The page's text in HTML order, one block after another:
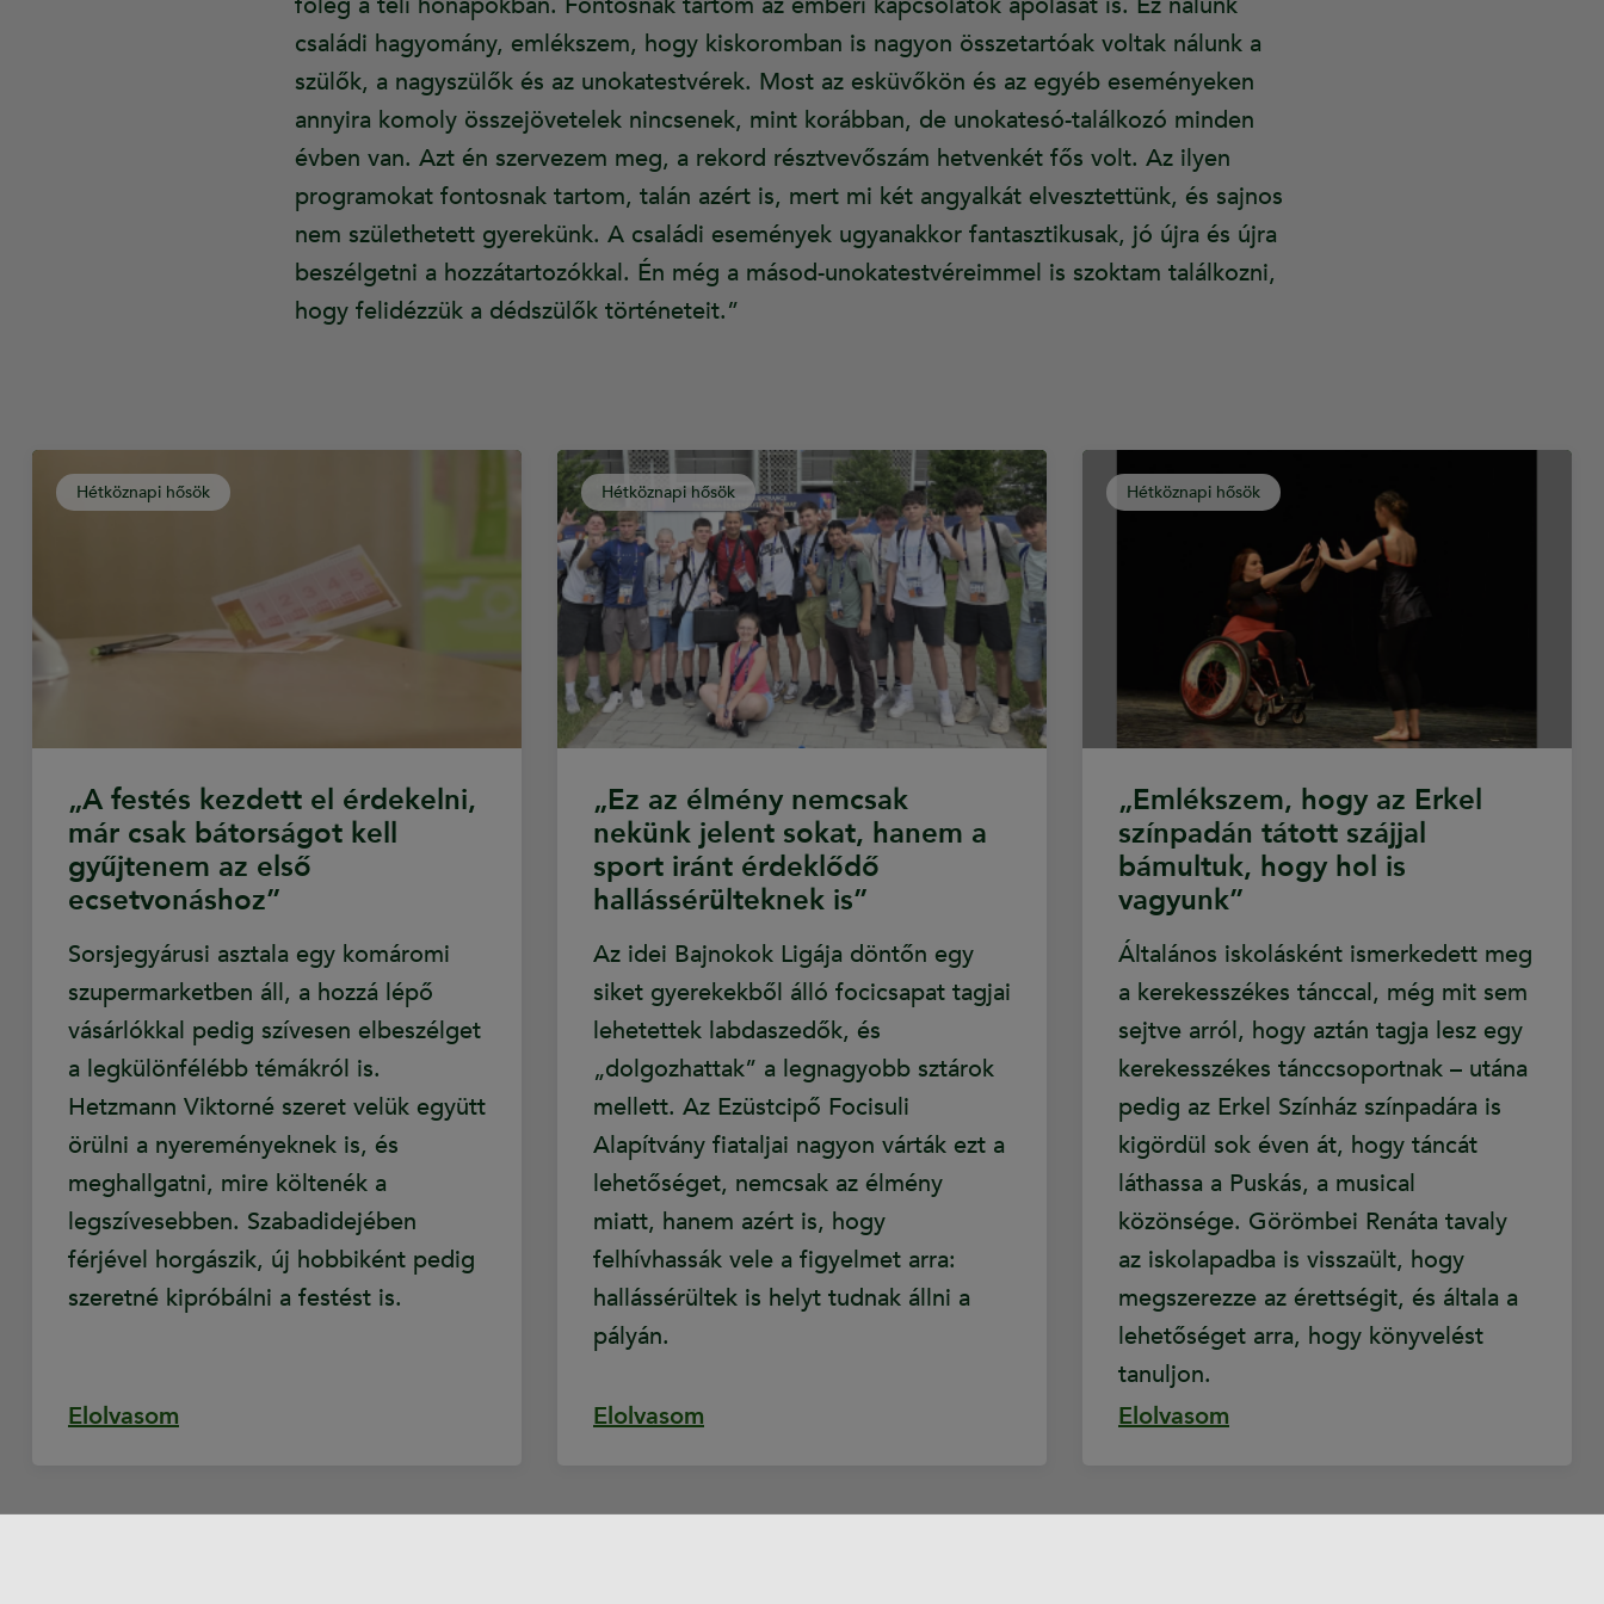
családi hagyomány, emlékszem, hogy kiskoromban is nagyon összetartóak voltak nálunk a
szülők, a nagyszülők és az unokatestvérek. Most az esküvőkön és az egyéb eseményeken
annyira komoly összejövetelek nincsenek, mint korábban, de unokatesó-találkozó minden
évben van. Azt én szervezem meg, a rekord résztvevőszám hetvenkét fős volt. Az ilyen
programokat fontosnak tartom, talán azért is, mert mi két angyalkát elvesztettünk, és sajnos
nem születhetett gyerekünk. A családi események ugyanakkor fantasztikusak, jó újra és újra
beszélgetni a hozzátartozókkal. Én még a másod-unokatestvéreimmel is szoktam találkozni,
hogy felidézzük a dédszülők történeteit.”
Hétköznapi hősök
„A festés kezdett el érdekelni,
már csak bátorságot kell
gyűjtenem az első
ecsetvonáshoz”
Sorsjegyárusi asztala egy komáromi
szupermarketben áll, a hozzá lépő
vásárlókkal pedig szívesen elbeszélget
a legkülönfélébb témákról is.
Hetzmann Viktorné szeret velük együtt
örülni a nyereményeknek is, és
meghallgatni, mire költenék a
legszívesebben. Szabadidejében
férjével horgászik, új hobbiként pedig
szeretné kipróbálni a festést is.
Elolvasom
Hétköznapi hősök
„Ez az élmény nemcsak
nekünk jelent sokat, hanem a
sport iránt érdeklődő
hallássérülteknek is”
Az idei Bajnokok Ligája döntőn egy
siket gyerekekből álló focicsapat tagjai
lehetettek labdaszedők, és
„dolgozhattak” a legnagyobb sztárok
mellett. Az Ezüstcipő Focisuli
Alapítvány fiataljai nagyon várták ezt a
lehetőséget, nemcsak az élmény
miatt, hanem azért is, hogy
felhívhassák vele a figyelmet arra:
hallássérültek is helyt tudnak állni a
pályán.
Elolvasom
Hétköznapi hősök
„Emlékszem, hogy az Erkel
színpadán tátott szájjal
bámultuk, hogy hol is
vagyunk”
Általános iskolásként ismerkedett meg
a kerekesszékes tánccal, még mit sem
sejtve arról, hogy aztán tagja lesz egy
kerekesszékes tánccsoportnak – utána
pedig az Erkel Színház színpadára is
kigördül sok éven át, hogy táncát
láthassa a Puskás, a musical
közönsége. Görömbei Renáta tavaly
az iskolapadba is visszaült, hogy
megszerezze az érettségit, és általa a
lehetőséget arra, hogy könyvelést
tanuljon.
Elolvasom